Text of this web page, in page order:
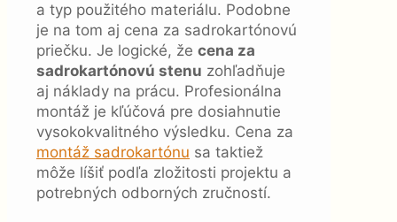
a typ použitého materiálu. Podobne
je na tom aj cena za sadrokartónovú
priečku. Je logické, že cena za
sadrokartónovú stenu zohľadňuje
aj náklady na prácu. Profesionálna
montáž je kľúčová pre dosiahnutie
vysokokvalitného výsledku. Cena za
montáž sadrokartónu sa taktiež
môže líšiť podľa zložitosti projektu a
potrebných odborných zručností.